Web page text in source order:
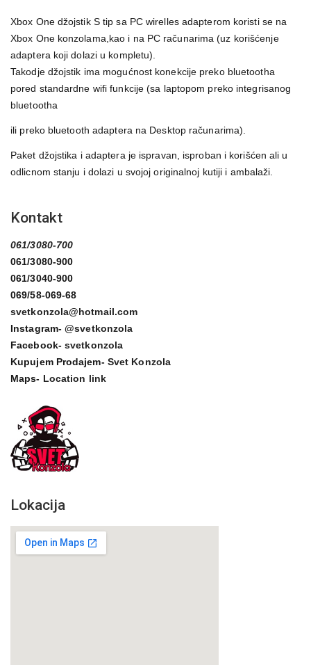
Xbox One džojstik S tip sa PC wirelles adapterom koristi se na
Xbox One konzolama,kao i na PC računarima (uz korišćenje
adaptera koji dolazi u kompletu).
Takodje džojstik ima mogućnost konekcije preko bluetootha
pored standardne wifi funkcije (sa laptopom preko integrisanog
bluetootha
ili preko bluetooth adaptera na Desktop računarima).
Paket džojstika i adaptera je ispravan, isproban i korišćen ali u
odlicnom stanju i dolazi u svojoj originalnoj kutiji i ambalaži.
Kontakt
061/3080-700
061/3080-900
061/3040-900
069/58-069-68
svetkonzola@hotmail.com
Instagram-@svetkonzola
Facebook- svetkonzola
Kupujem Prodajem- Svet Konzola
Maps- Location link
Lokacija